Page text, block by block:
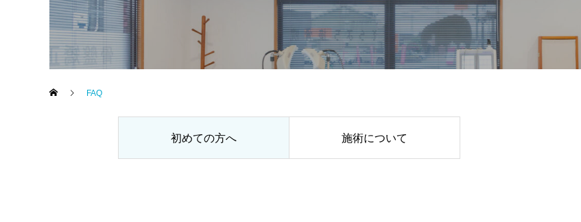
FAQ
初めての方へ 施術について